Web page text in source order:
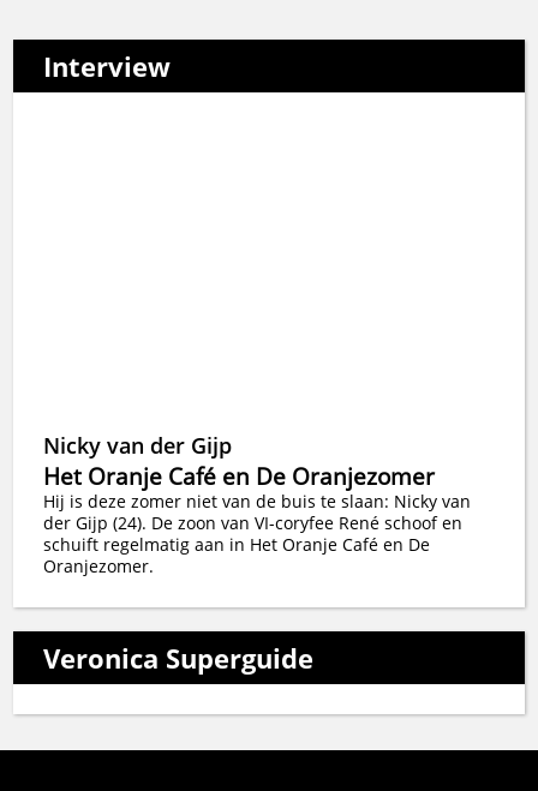
Interview
Nicky van der Gijp
Het Oranje Café en De Oranjezomer
Hij is deze zomer niet van de buis te slaan: Nicky van
der Gijp (24). De zoon van VI-coryfee René schoof en
schuift regelmatig aan in Het Oranje Café en De
Oranjezomer.
Veronica Superguide